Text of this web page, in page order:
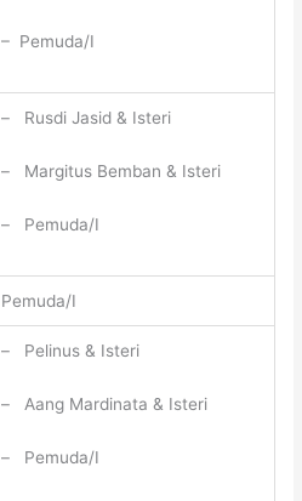
– Pemuda/I
– Rusdi Jasid & Isteri
– Margitus Bemban & Isteri
– Pemuda/I
Pemuda/I
– Pelinus & Isteri
– Aang Mardinata & Isteri
– Pemuda/I